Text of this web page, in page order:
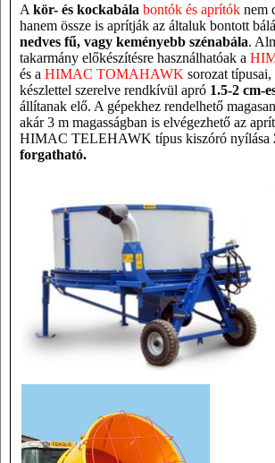
A kör- és kockabála bontók és aprítók nem
hanem össze is aprítják az általuk bontott
nedves fű, vagy keményebb szénabála.
takarmány előkészítésre használhatóak a
és a HIMAC TOMAHAWK sorozat
készlettel szerelve rendkívül apró 1.5-2 cm-
állítanak elő. A gépekhez rendelhető
akár 3 m magasságban is elvégezhető az
HIMAC TELEHAWK típus kiszóró nyílása
forgatható.